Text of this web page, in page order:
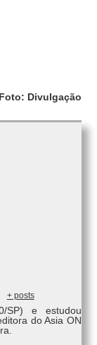
Divulgação
+ posts
SP) e estudou
do Asia ON